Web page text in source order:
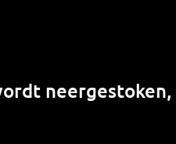
neergestoken,